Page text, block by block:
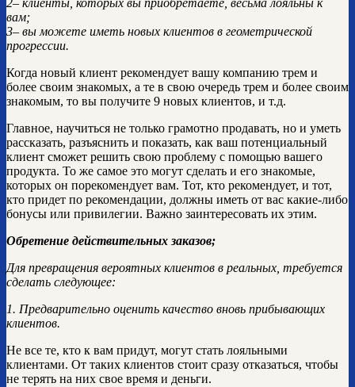
2– клиенты, которых вы приобретаете, весьма лояльны к
вам;
3– вы можете иметь новых клиентов в геометрической
прогрессии.
Когда новый клиент рекомендует вашу компанию трем и
более своим знакомых, а те в свою очередь трем и более своим
знакомым, то вы получите 9 новых клиентов, и т.д.
Главное, научиться не только грамотно продавать, но и уметь
рассказать, разъяснить и показать, как ваш потенциальный
клиент сможет решить свою проблему с помощью вашего
продукта. То же самое это могут сделать и его знакомые,
которых он порекомендует вам. Тот, кто рекомендует, и тот,
кто придет по рекомендации, должны иметь от вас какие-либо
бонусы или привилегии. Важно заинтересовать их этим.
Обретение действительных заказов;
Для превращения вероятных клиентов в реальных, требуется
сделать следующее:
1. Предварительно оценить качество вновь прибывающих
клиентов.
Не все те, кто к вам придут, могут стать лояльными
клиентами. От таких клиентов стоит сразу отказаться, чтобы
не терять на них свое время и деньги.